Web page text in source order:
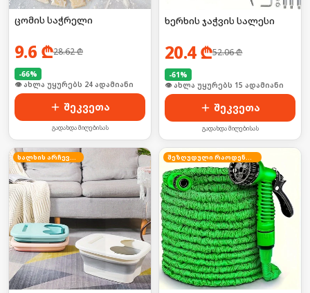
ცომის საჭრელი
9.6 ₾28.62₾
-66%
🛒 ბოლო 24სთ-ში იყიდა 32-მა
შეკვეთა
გადახდა მიღებისას
ხერხის ჯაჭვის სალესი
20.4₾52.06₾
-61%
🛒 ბოლო 24სთ-ში იყიდა 20-მა
შეკვეთა
გადახდა მიღებისას